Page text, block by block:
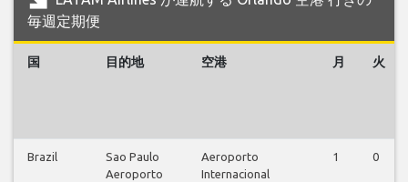
毎週定期便
国 目的地 空港 月 火
Brazil
Sao Paulo
Aeroporto
Aeroporto
Internacional
1 0